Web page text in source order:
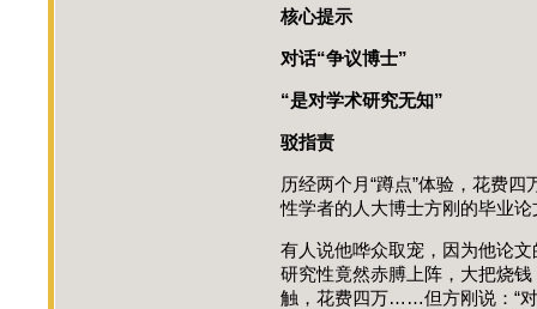
核心提示
对话“争议博士”
“是对学术研究无知”
驳指责
历经两个月“蹲点”体验，花费
性学者的人大博士方刚的毕业
有人说他哗众取宠，因为他论
研究性竟然赤膊上阵，大把烧
触，花费四万……但方刚说：“